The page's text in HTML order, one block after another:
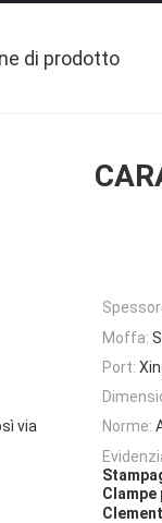
di prodotto
Moffa:
Port:
via Norme: